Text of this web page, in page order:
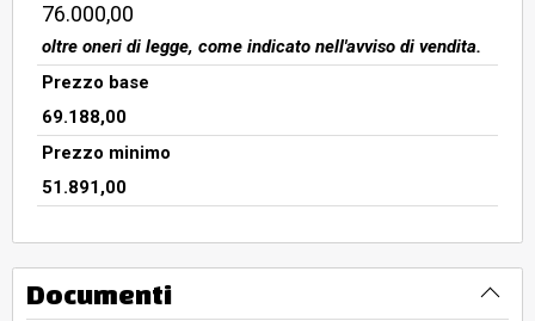
76.000,00
oltre oneri di legge, come indicato nell'avviso di vendita.
Prezzo base
69.188,00
Prezzo minimo
51.891,00
Documenti